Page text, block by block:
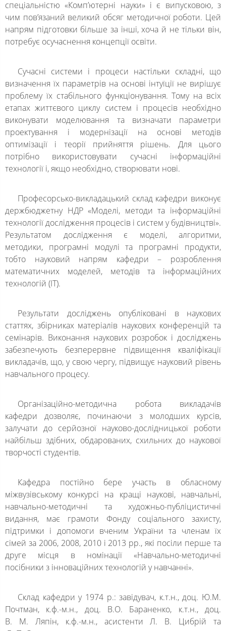
спеціальністю «Комп’ютерні науки» і є випусковою, з
чим пов’язаний великий обсяг методичної роботи. Цей
напрям підготовки більше за інші, хоча й не тільки він,
потребує осучаснення концепції освіти.
Сучасні системи і процеси настільки складні, що
визначення їх параметрів на основі інтуїції не вирішує
проблему їх стабільного функціонування. Тому на всіх
етапах життєвого циклу систем і процесів необхідно
виконувати моделювання та визначати параметри
проектування і модернізації на основі методів
оптимізації і теорії прийняття рішень. Для цього
потрібно використовувати сучасні інформаційні
технології і, якщо необхідно, створювати нові.
Професорсько-викладацький склад кафедри виконує
держбюджетну НДР «Моделі, методи та інформаційні
технології дослідження процесів і систем у будівництві».
Результатом дослідження є моделі, алгоритми,
методики, програмні модулі та програмні продукти,
тобто науковий напрям кафедри – розроблення
математичних моделей, методів та інформаційних
технологій (ІТ).
Результати досліджень опубліковані в наукових
статтях, збірниках матеріалів наукових конференцій та
семінарів. Виконання наукових розробок і досліджень
забезпечують безперервне підвищення кваліфікації
викладачів, що, у свою чергу, підвищує науковий рівень
навчального процесу.
Організаційно-методична робота викладачів
кафедри дозволяє, починаючи з молодших курсів,
залучати до серйозної науково-дослідницької роботи
найбільш здібних, обдарованих, схильних до наукової
творчості студентів.
Кафедра постійно бере участь в обласному
міжвузівському конкурсі на кращі наукові, навчальні,
навчально-методичні та художньо-публіцистичні
видання, має грамоти Фонду соціального захисту,
підтримки і допомоги вченим України та членам їх
сімей за 2006, 2008, 2010 і 2013 рр., які посіли перше та
друге місця в номінації «Навчально-методичні
посібники з інноваційних технологій у навчанні».
Склад кафедри у 1974 р.: завідувач, к.т.н., доц. Ю.М.
Почтман, к.ф.-м.н., доц. В.О. Бараненко, к.т.н., доц.
В. М. Ляпін, к.ф.-м.н., асистенти Л. В. Цибрій та